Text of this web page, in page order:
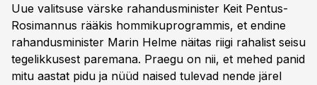
Uue valitsuse värske rahandusminister Keit Pentus-
Rosimannus rääkis hommikuprogrammis, et endine
rahandusminister Marin Helme näitas riigi rahalist seisu
tegelikkusest paremana. Praegu on nii, et mehed panid
mitu aastat pidu ja nüüd naised tulevad nende järel